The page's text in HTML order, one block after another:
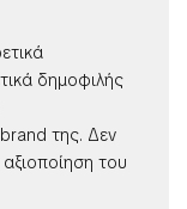
δημοφιλής
της. Δεν
του